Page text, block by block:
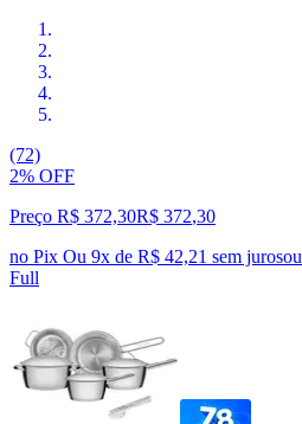
(72)
2% OFF
Preço R$ 372,30R$ 372,30
no Pix Ou 9x de R$ 42,21 sem jurosou
Full